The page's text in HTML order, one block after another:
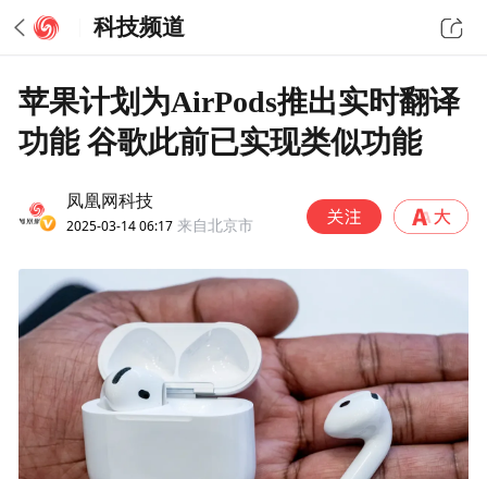
科技频道
苹果计划为AirPods推出实时翻译
功能 谷歌此前已实现类似功能
凤凰网科技
2025-03-14 06:17 来自北京市